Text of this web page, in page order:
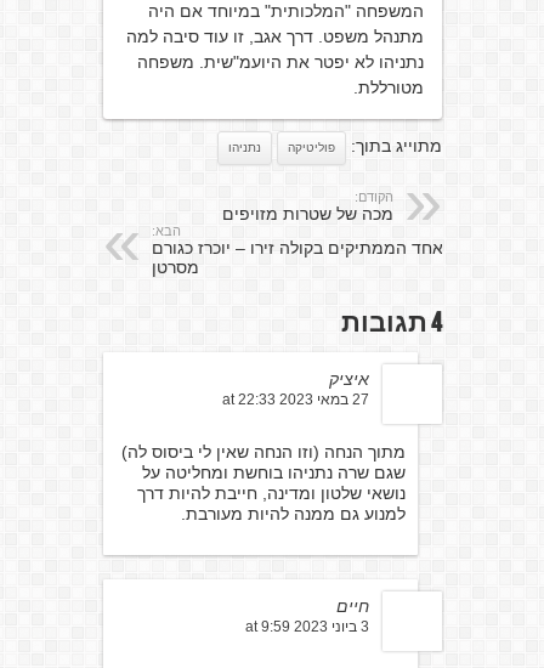
המשפחה "המלכותית" במיוחד אם היה
מתנהל משפט. דרך אגב, זו עוד סיבה למה
נתניהו לא יפטר את היועמ"שית. משפחה
מטורללת.
מתוייג בתוך: פוליטיקה נתניהו
הקודם:
מכה של שטרות מזויפים
הבא:
אחד הממתיקים בקולה זירו – יוכרז כגורם
מסרטן
4 תגובות
איציק
27 במאי 2023 at 22:33
מתוך הנחה (וזו הנחה שאין לי ביסוס לה)
שגם שרה נתניהו בוחשת ומחליטה על
נושאי שלטון ומדינה, חייבת להיות דרך
למנוע גם ממנה להיות מעורבת.
חיים
3 ביוני 2023 at 9:59